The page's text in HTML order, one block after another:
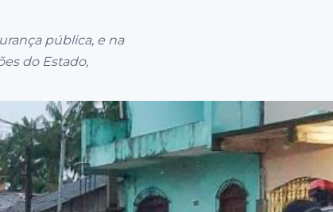
pública, e na
do Estado,